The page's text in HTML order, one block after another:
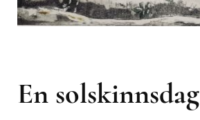
En solskinnsdag